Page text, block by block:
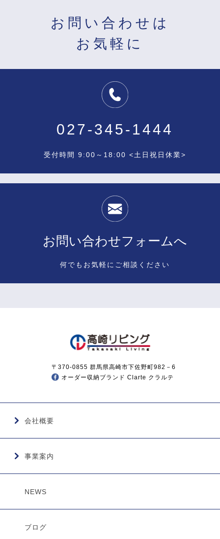
お問い合わせは
お気軽に
027-345-1444
受付時間 9:00～18:00 <土日祝日休業>
お問い合わせフォームへ
何でもお気軽にご相談ください
〒370-0855 群馬県高崎市下佐野町982－6
オーダー収納ブランド Clarte クラルテ
会社概要
事業案内
NEWS
ブログ